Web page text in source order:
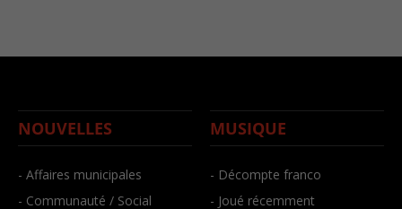
NOUVELLES
- Affaires municipales
- Communauté / Social
MUSIQUE
- Décompte franco
- Joué récemment